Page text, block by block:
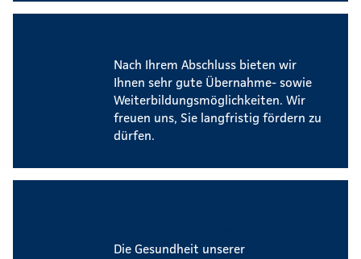
Nach Ihrem Abschluss bieten wir
Ihnen sehr gute Übernahme- sowie
Weiterbildungsmöglichkeiten. Wir
freuen uns, Sie langfristig fördern zu
dürfen.
Die Gesundheit unserer